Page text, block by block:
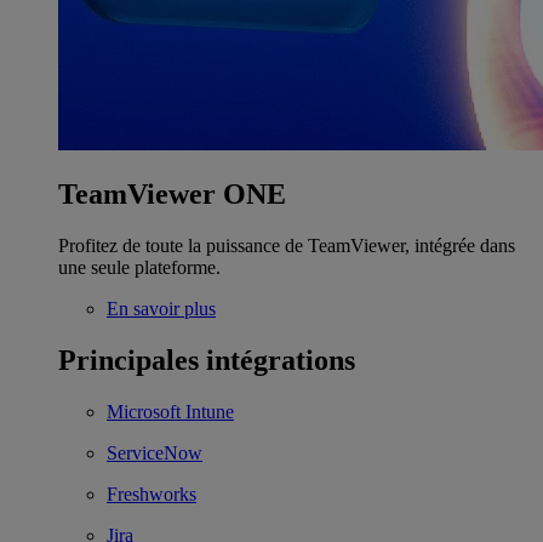
TeamViewer ONE
Profitez de toute la puissance de TeamViewer, intégrée dans
une seule plateforme.
En savoir plus
Principales intégrations
Microsoft Intune
ServiceNow
Freshworks
Jira